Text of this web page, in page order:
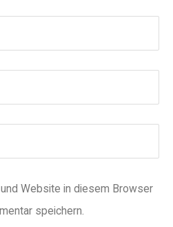
Website in diesem Browser
speichern.